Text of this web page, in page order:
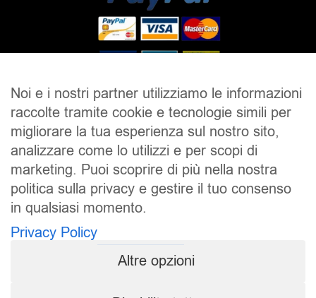
SALDI UOMO DONNA UNISEX
ACCESSORI BRAND CONTATTI
CHI SIAMO
SPEDIZIONE E RESI
Pierrot S.r.l.
Pierrot – All Copyright reserved – 1983/2024
Noi e i nostri partner utilizziamo le informazioni
raccolte tramite cookie e tecnologie simili per
migliorare la tua esperienza sul nostro sito,
analizzare come lo utilizzi e per scopi di
marketing. Puoi scoprire di più nella nostra
politica sulla privacy e gestire il tuo consenso
in qualsiasi momento.
Privacy Policy
Altre opzioni